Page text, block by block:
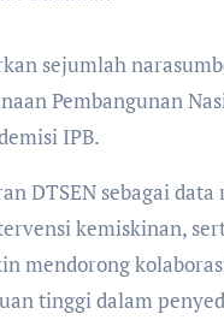
sejumlah
Pembangunan
IPB.
DTSEN sebagai
kemiskinan,
mendorong
tinggi dalam